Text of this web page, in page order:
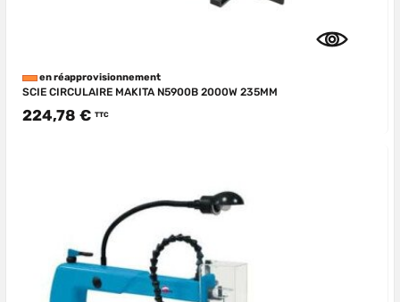
en réapprovisionnement
SCIE CIRCULAIRE MAKITA N5900B 2000W 235MM
224,78 € TTC